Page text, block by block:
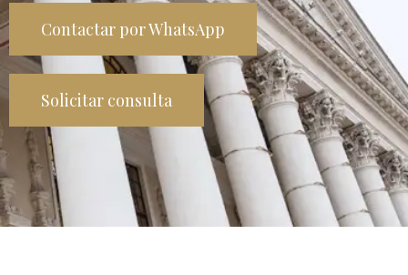
Contactar por WhatsApp
Solicitar consulta